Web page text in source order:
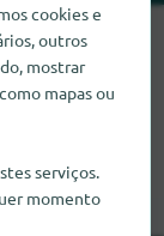
Windows-
onde encontrar
satisfeitos se
cookies e
outros
mostrar
mapas ou
serviços.
momento